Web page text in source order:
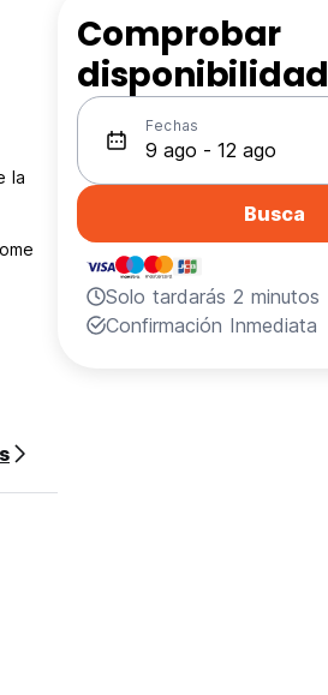
la
Comprobar
disponibilidad
Fechas
Busca
Solo tardarás 2 minutos
Confirmación Inmediata